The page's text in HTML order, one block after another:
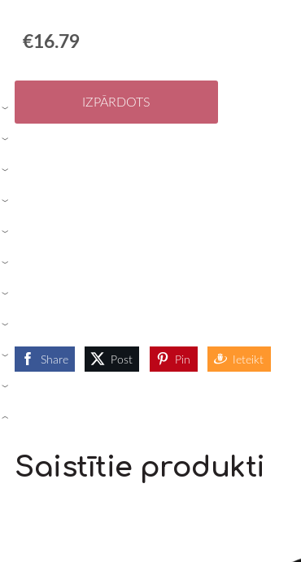
€16.79
IZPĀRDOTS
Share Post Pin Ieteikt
Saistītie produkti